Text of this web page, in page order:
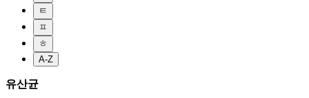
ㅌ
ㅍ
ㅎ
A-Z
유산균